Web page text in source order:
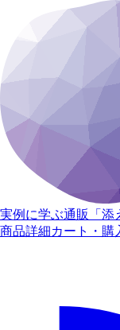
実例に学ぶ通販「添
商品詳細カート・購